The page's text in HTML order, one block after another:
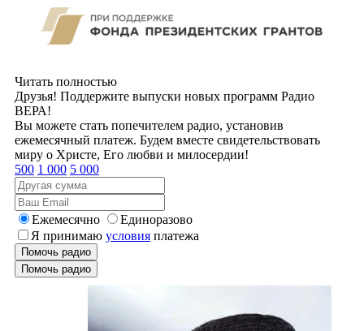
Читать полностью
Друзья! Поддержите выпуски новых программ Радио
ВЕРА!
Вы можете стать попечителем радио, установив
ежемесячный платеж. Будем вместе свидетельствовать
миру о Христе, Его любви и милосердии!
500 1 000 5 000
Ежемесячно
Единоразово
Я принимаю условия платежа
Помочь радио
Помочь радио